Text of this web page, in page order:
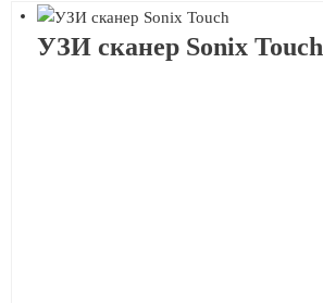
УЗИ сканер Sonix Touch